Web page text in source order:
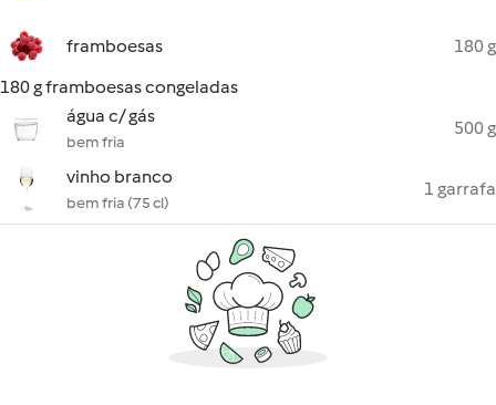
framboesas
180 g
180 g framboesas congeladas
água c/ gás
bem fria
500 g
vinho branco
bem fria (75 cl)
1 garrafa